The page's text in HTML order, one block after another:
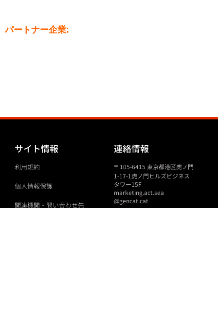
パートナー企業:
サイト情報
利用規約
個人情報保護
関連機関・問い合わせ先
連絡情報
〒 105-6415 東京都港区虎ノ門
1-17-1虎ノ門ヒルズビジネス
タワー15F
marketing.act.sea
@gencat.cat